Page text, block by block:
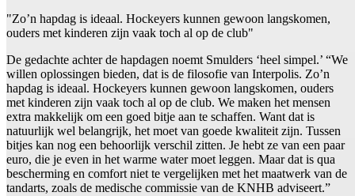
"Zo’n hapdag is ideaal. Hockeyers kunnen gewoon langskomen,
ouders met kinderen zijn vaak toch al op de club"
De gedachte achter de hapdagen noemt Smulders ‘heel simpel.’ “We
willen oplossingen bieden, dat is de filosofie van Interpolis. Zo’n
hapdag is ideaal. Hockeyers kunnen gewoon langskomen, ouders
met kinderen zijn vaak toch al op de club. We maken het mensen
extra makkelijk om een goed bitje aan te schaffen. Want dat is
natuurlijk wel belangrijk, het moet van goede kwaliteit zijn. Tussen
bitjes kan nog een behoorlijk verschil zitten. Je hebt ze van een paar
euro, die je even in het warme water moet leggen. Maar dat is qua
bescherming en comfort niet te vergelijken met het maatwerk van de
tandarts, zoals de medische commissie van de KNHB adviseert.”